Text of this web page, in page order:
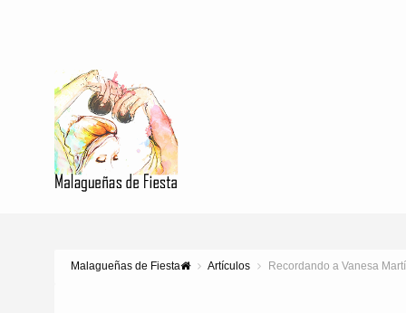
Malagueñas de Fiesta Artículos Recordando a Vanesa